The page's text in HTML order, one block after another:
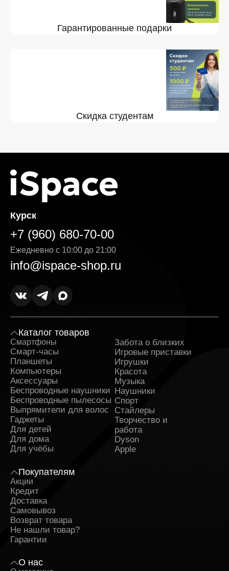
Гарантированные подарки
Скидка студентам
Курск
+7 (960) 680-70-00
Ежедневно с 10:00 до 21:00
info@ispace-shop.ru
Каталог товаров
Смартфоны
Смарт-часы
Планшеты
Компьютеры
Аксессуары
Беспроводные наушники
Беспроводные пылесосы
Выпрямители для волос
Гаджеты
Для детей
Для дома
Для учёбы
Забота о близких
Игровые приставки
Игрушки
Красота
Музыка
Наушники
Спорт
Стайлеры
Творчество и
работа
Dyson
Apple
Покупателям
Акции
Кредит
Доставка
Самовывоз
Возврат товара
Не нашли товар?
Гарантии
О нас